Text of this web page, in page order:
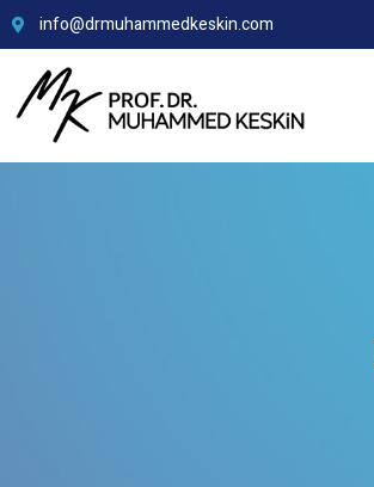
info@drmuhammedkeskin.com